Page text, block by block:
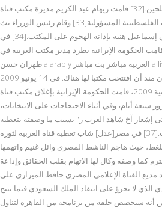
لتهديدات على حياتهم من قبل مسلحين.[32] قامت ريهام عبد الكريم مديرة مكتب قناة
العربية في غزة بتحميل الحكومة الفلسطينية المسؤولية[33] وقام رئيس الوزراء بث
مباشر العربية الفلسطيني إسماعيل هنية بإدانة الهجوم على المكتب.[34] في
في 2 سبتمبر 2008 قامت الحكومة الإيرانية بطرد مدير مكتب العربية في
طهران حسن alarabiy العربية مباشر بث مباشر a live فحص،[35] وقد كان ثالث
صحفي للقناة يتم طرده من إيران منذ أن افتتحت مكتبا لها هناك. في 14 يونيو 2009
أثناء الانتخابات الرئاسية الإيرانية 2009، قامت الحكومة الإيرانية بإغلاق مكتب قناة
أسبوع.[36] بعد مرور سبعة أيام، وفي أثناء الاحتجاجات على الانتخابات،
إشعار آخ شاهد العرب ر" بسبب ما وصفته بتغطية
القناة "المنحازة" للانتخابات.[37] في مصر[عدل] شاب تغطية قناة العربية لثورة
حيث هاجم الناشط المصري وائل غنيم واتهمها
كما وصفه وكال لها الاتهام بقلب الحقائق وإذاعة
انتقد مذيع القناة الإعلامي المصري حافظ الميرازي على
الذي لا يجرؤ على انتقاد الملك السعودي فيما يبيح
أنه سيخصص حلقة من برنامجه من القاهرة لتناول